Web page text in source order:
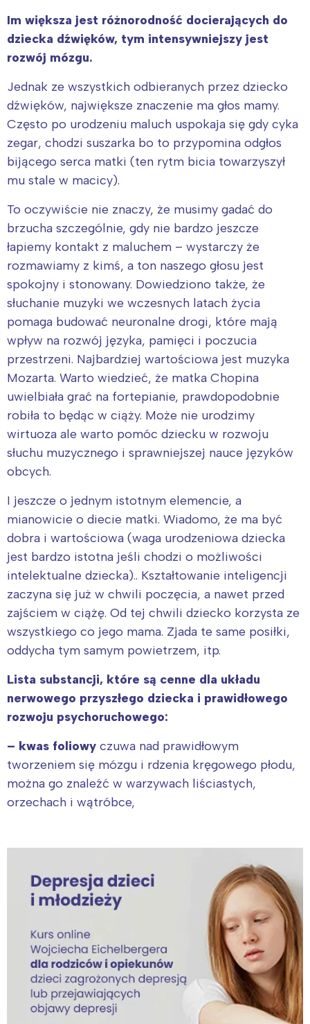
Im większa jest różnorodność docierających do
dziecka dźwięków, tym intensywniejszy jest
rozwój mózgu.
Jednak ze wszystkich odbieranych przez dziecko
dźwięków, największe znaczenie ma głos mamy.
Często po urodzeniu maluch uspokaja się gdy cyka
zegar, chodzi suszarka bo to przypomina odgłos
bijącego serca matki (ten rytm bicia towarzyszył
mu stale w macicy).
To oczywiście nie znaczy, że musimy gadać do
brzucha szczególnie, gdy nie bardzo jeszcze
łapiemy kontakt z maluchem – wystarczy że
rozmawiamy z kimś, a ton naszego głosu jest
spokojny i stonowany. Dowiedziono także, że
słuchanie muzyki we wczesnych latach życia
pomaga budować neuronalne drogi, które mają
wpływ na rozwój języka, pamięci i poczucia
przestrzeni. Najbardziej wartościowa jest muzyka
Mozarta. Warto wiedzieć, że matka Chopina
uwielbiała grać na fortepianie, prawdopodobnie
robiła to będąc w ciąży. Może nie urodzimy
wirtuoza ale warto pomóc dziecku w rozwoju
słuchu muzycznego i sprawniejszej nauce języków
obcych.
I jeszcze o jednym istotnym elemencie, a
mianowicie o diecie matki. Wiadomo, że ma być
dobra i wartościowa (waga urodzeniowa dziecka
jest bardzo istotna jeśli chodzi o możliwości
intelektualne dziecka).. Kształtowanie inteligencji
zaczyna się już w chwili poczęcia, a nawet przed
zajściem w ciążę. Od tej chwili dziecko korzysta ze
wszystkiego co jego mama. Zjada te same posiłki,
oddycha tym samym powietrzem, itp.
Lista substancji, które są cenne dla układu
nerwowego przyszłego dziecka i prawidłowego
rozwoju psychoruchowego:
– kwas foliowy czuwa nad prawidłowym
tworzeniem się mózgu i rdzenia kręgowego płodu,
można go znaleźć w warzywach liściastych,
orzechach i wątróbce,